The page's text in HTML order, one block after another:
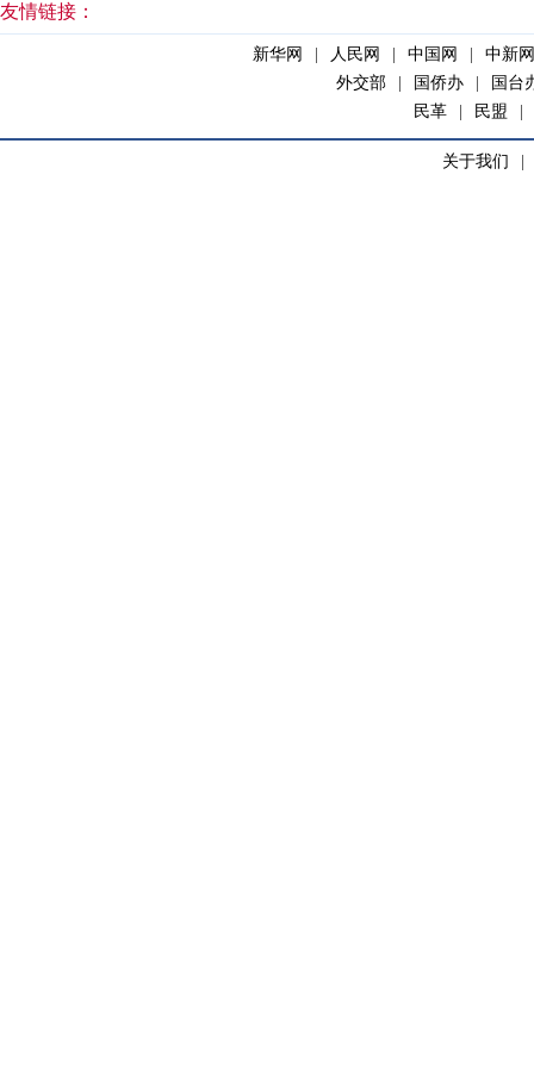
友情链接：
新华网 人民网 中国网
中新网
外交部
国侨办
国台
民革
民盟
关于我们